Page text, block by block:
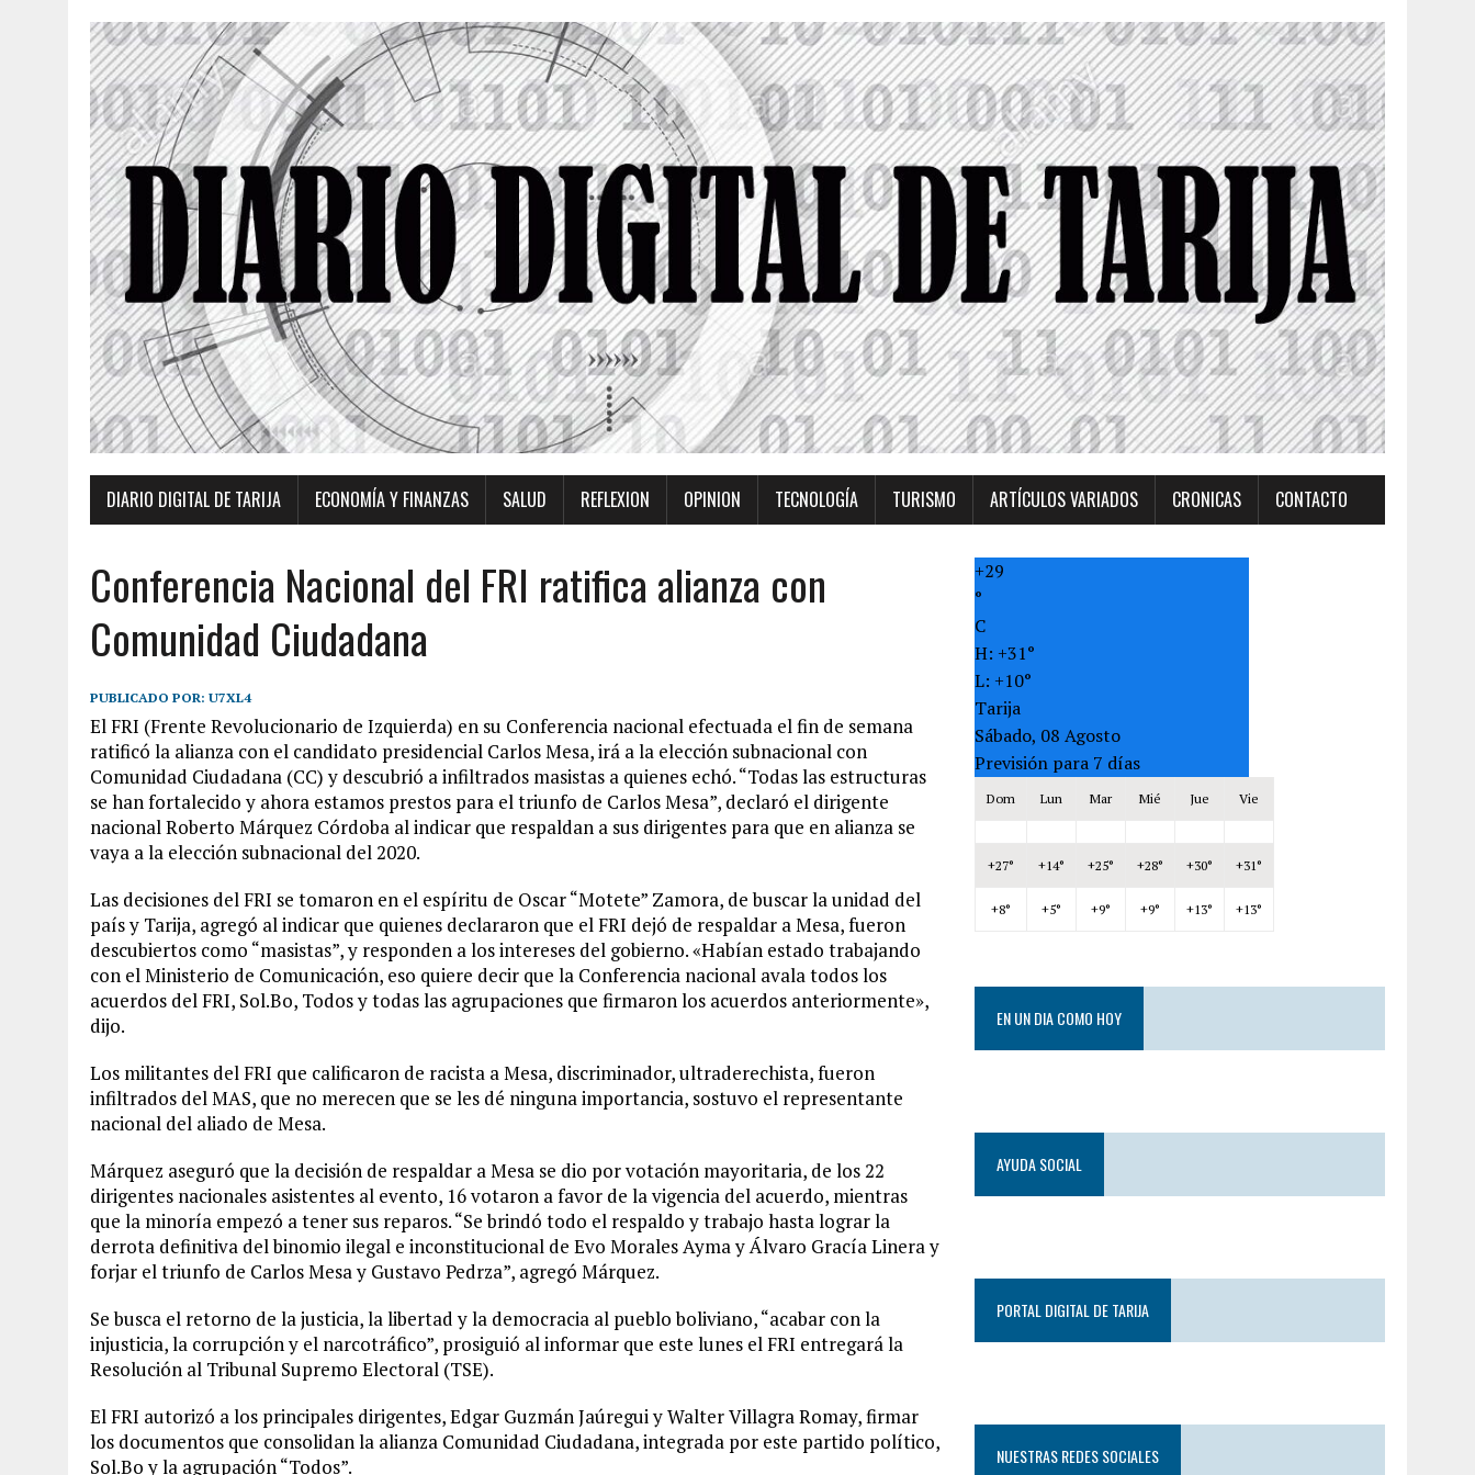
DIARIO DIGITAL DE TARIJA ECONOMÍA Y FINANZAS SALUD REFLEXION OPINION TECNOLOGÍA TURISMO ARTÍCULOS VARIADOS CRONICAS CONTACTO
Conferencia Nacional del FRI ratifica alianza con
Comunidad Ciudadana
PUBLICADO POR: U7XL4
El FRI (Frente Revolucionario de Izquierda) en su Conferencia nacional efectuada el fin de semana
ratificó la alianza con el candidato presidencial Carlos Mesa, irá a la elección subnacional con
Comunidad Ciudadana (CC) y descubrió a infiltrados masistas a quienes echó. “Todas las estructuras
se han fortalecido y ahora estamos prestos para el triunfo de Carlos Mesa”, declaró el dirigente
nacional Roberto Márquez Córdoba al indicar que respaldan a sus dirigentes para que en alianza se
vaya a la elección subnacional del 2020.
Las decisiones del FRI se tomaron en el espíritu de Oscar “Motete” Zamora, de buscar la unidad del
país y Tarija, agregó al indicar que quienes declararon que el FRI dejó de respaldar a Mesa, fueron
descubiertos como “masistas”, y responden a los intereses del gobierno. «Habían estado trabajando
con el Ministerio de Comunicación, eso quiere decir que la Conferencia nacional avala todos los
acuerdos del FRI, Sol.Bo, Todos y todas las agrupaciones que firmaron los acuerdos anteriormente»,
dijo.
Los militantes del FRI que calificaron de racista a Mesa, discriminador, ultraderechista, fueron
infiltrados del MAS, que no merecen que se les dé ninguna importancia, sostuvo el representante
nacional del aliado de Mesa.
Márquez aseguró que la decisión de respaldar a Mesa se dio por votación mayoritaria, de los 22
dirigentes nacionales asistentes al evento, 16 votaron a favor de la vigencia del acuerdo, mientras
que la minoría empezó a tener sus reparos. “Se brindó todo el respaldo y trabajo hasta lograr la
derrota definitiva del binomio ilegal e inconstitucional de Evo Morales Ayma y Álvaro Gracía Linera y
forjar el triunfo de Carlos Mesa y Gustavo Pedrza”, agregó Márquez.
Se busca el retorno de la justicia, la libertad y la democracia al pueblo boliviano, “acabar con la
injusticia, la corrupción y el narcotráfico”, prosiguió al informar que este lunes el FRI entregará la
Resolución al Tribunal Supremo Electoral (TSE).
El FRI autorizó a los principales dirigentes, Edgar Guzmán Jaúregui y Walter Villagra Romay, firmar
los documentos que consolidan la alianza Comunidad Ciudadana, integrada por este partido político,
Sol.Bo y la agrupación “Todos”.
+29
°
C
H: +31°
L: +10°
Tarija
Sábado, 08 Agosto
Previsión para 7 días
Dom Lun Mar Mié Jue Vie
+27° +14° +25° +28° +30° +31°
+8° +5° +9° +9° +13° +13°
EN UN DIA COMO HOY
AYUDA SOCIAL
PORTAL DIGITAL DE TARIJA
NUESTRAS REDES SOCIALES